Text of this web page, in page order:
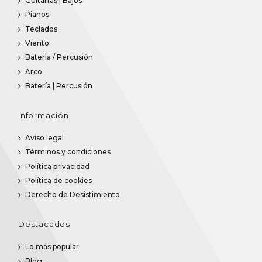
Pianos
Teclados
Viento
Batería / Percusión
Arco
Batería | Percusión
Información
Aviso legal
Términos y condiciones
Política privacidad
Política de cookies
Derecho de Desistimiento
Destacados
Lo más popular